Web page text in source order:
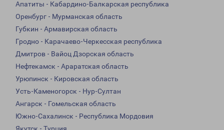
Апатиты - Кабардино-Балкарская республика
Оренбург - Мурманская область
Губкин - Армавирская область
Гродно - Карачаево-Черкесская республика
Дмитров - Вайоц Дзорская область
Нефтекамск - Араратская область
Урюпинск - Кировская область
Усть-Каменогорск - Нур-Султан
Ангарск - Гомельская область
Южно-Сахалинск - Республика Мордовия